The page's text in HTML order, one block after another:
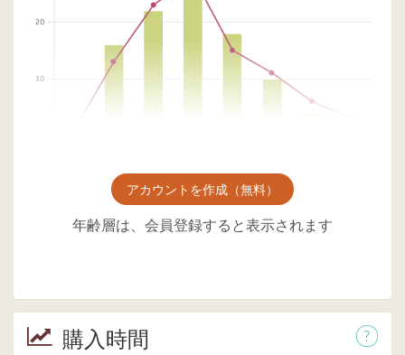
アカウントを作成（無料）
年齢層は、会員登録すると表示されます
購入時間